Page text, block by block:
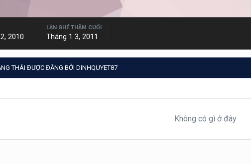
2010
LẦN GHÉ THĂM CUỐI
Tháng 1 3, 2011
THÁI ĐƯỢC ĐĂNG BỞI DINHQUYET87
Không có gì ở đây